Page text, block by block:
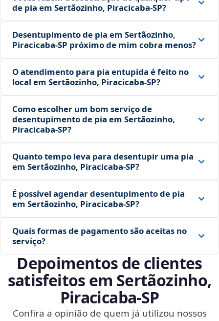
de pia em Sertãozinho, Piracicaba‑SP?
Desentupimento de pia em Sertãozinho,
Piracicaba‑SP próximo de mim cobra menos?
O atendimento para pia entupida é feito no
local em Sertãozinho, Piracicaba‑SP?
Como escolher um bom serviço de
desentupimento de pia em Sertãozinho,
Piracicaba‑SP?
Quanto tempo leva para desentupir uma pia
em Sertãozinho, Piracicaba‑SP?
É possível agendar desentupimento de pia
em Sertãozinho, Piracicaba‑SP?
Quais formas de pagamento são aceitas no
serviço?
Depoimentos de clientes
satisfeitos em Sertãozinho,
Piracicaba‑SP
Confira a opinião de quem já utilizou nossos